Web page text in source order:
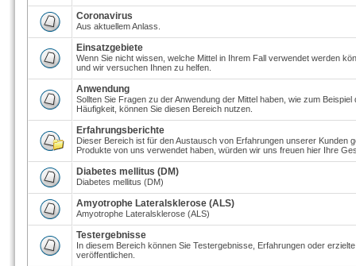
Coronavirus
Aus aktuellem Anlass.
Einsatzgebiete
Wenn Sie nicht wissen, welche Mittel in Ihrem Fall verwendet werden
und wir versuchen Ihnen zu helfen.
Anwendung
Sollten Sie Fragen zu der Anwendung der Mittel haben, wie zum
Häufigkeit, können Sie diesen Bereich nutzen.
Erfahrungsberichte
Dieser Bereich ist für den Austausch von Erfahrungen unserer Kunden
Produkte von uns verwendet haben, würden wir uns freuen hier Ihre
Diabetes mellitus (DM)
Diabetes mellitus (DM)
Amyotrophe Lateralsklerose (ALS)
Amyotrophe Lateralsklerose (ALS)
Testergebnisse
In diesem Bereich können Sie Testergebnisse, Erfahrungen oder
veröffentlichen.